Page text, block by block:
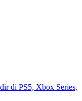
di PS5, Xbox Series,